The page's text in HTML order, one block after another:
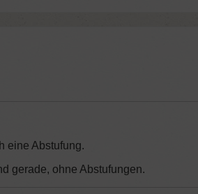
eine Abstufung.
gerade, ohne Abstufungen.